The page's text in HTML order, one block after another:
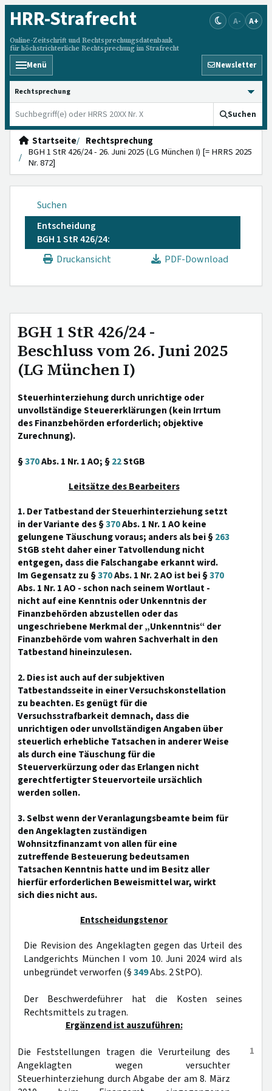
HRR-Strafrecht
Online-Zeitschrift und Rechtsprechungsdatenbank
für höchstrichterliche Rechtsprechung im Strafrecht
A- A+
Menü Newsletter
HRRS durchsuchen
Suchen
Startseite
Rechtsprechung
BGH 1 StR 426/24 - 26. Juni 2025 (LG München I) [= HRRS 2025
Nr. 872]
Suchen
Entscheidung
BGH 1 StR 426/24:
Druckansicht
PDF-Download
BGH 1 StR 426/24 -
Beschluss vom 26. Juni 2025
(LG München I)
Steuerhinterziehung durch unrichtige oder
unvollständige Steuererklärungen (kein Irrtum
des Finanzbehörden erforderlich; objektive
Zurechnung).
§370Abs. 1 Nr. 1 AO; §22StGB
Leitsätze des Bearbeiters
1. Der Tatbestand der Steuerhinterziehung setzt
in der Variante des §370Abs. 1 Nr. 1 AO keine
gelungene Täuschung voraus; anders als bei §263
StGB steht daher einer Tatvollendung nicht
entgegen, dass die Falschangabe erkannt wird.
Im Gegensatz zu §370Abs. 1 Nr. 2 AO ist bei §370
Abs. 1 Nr. 1 AO - schon nach seinem Wortlaut -
nicht auf eine Kenntnis oder Unkenntnis der
Finanzbehörden abzustellen oder das
ungeschriebene Merkmal der „Unkenntnis“ der
Finanzbehörde vom wahren Sachverhalt in den
Tatbestand hineinzulesen.
2. Dies ist auch auf der subjektiven
Tatbestandsseite in einer Versuchskonstellation
zu beachten. Es genügt für die
Versuchsstrafbarkeit demnach, dass die
unrichtigen oder unvollständigen Angaben über
steuerlich erhebliche Tatsachen in anderer Weise
als durch eine Täuschung für die
Steuerverkürzung oder das Erlangen nicht
gerechtfertigter Steuervorteile ursächlich
werden sollen.
3. Selbst wenn der Veranlagungsbeamte beim für
den Angeklagten zuständigen
Wohnsitzfinanzamt von allen für eine
zutreffende Besteuerung bedeutsamen
Tatsachen Kenntnis hatte und im Besitz aller
hierfür erforderlichen Beweismittel war, wirkt
sich dies nicht aus.
Entscheidungstenor
Die Revision des Angeklagten gegen das Urteil des
Landgerichts München I vom 10. Juni 2024 wird als
unbegründet verworfen (§349Abs. 2 StPO).
Der Beschwerdeführer hat die Kosten seines
Rechtsmittels zu tragen.
Ergänzend ist auszuführen:
1
Die Feststellungen tragen die Verurteilung des
Angeklagten wegen versuchter
Steuerhinterziehung durch Abgabe der am 8. März